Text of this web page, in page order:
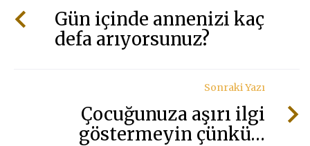
Gün içinde annenizi kaç
defa arıyorsunuz?
Sonraki Yazı
Çocuğunuza aşırı ilgi
göstermeyin çünkü…